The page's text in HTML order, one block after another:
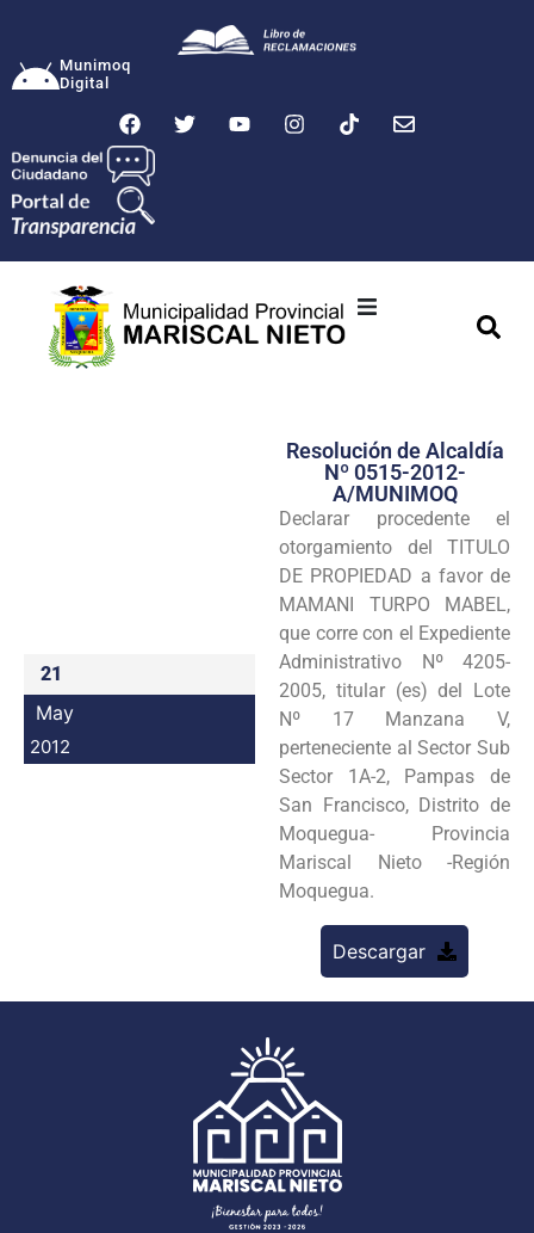
Munimoq
Digital
Transparencia
Seguridad
Programas
Intranet
21
May
2012
Resolución de Alcaldía
Nº 0515-2012-
A/MUNIMOQ
Declarar procedente el
otorgamiento del TITULO
DE PROPIEDAD a favor de
MAMANI TURPO MABEL,
que corre con el Expediente
Administrativo Nº 4205-
2005, titular (es) del Lote
Nº 17 Manzana V,
perteneciente al Sector Sub
Sector 1A-2, Pampas de
San Francisco, Distrito de
Moquegua- Provincia
Mariscal Nieto -Región
Moquegua.
Descargar